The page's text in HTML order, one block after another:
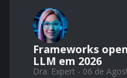
Frameworks
LLM em 2026
Dra. Expert - 06 de